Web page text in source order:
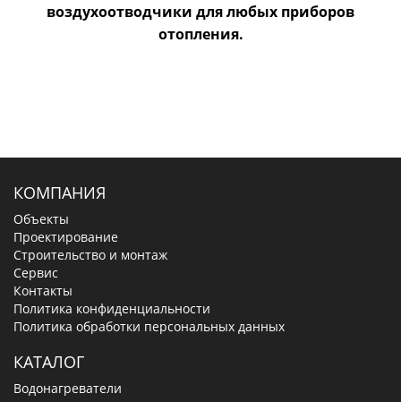
воздухоотводчики для любых приборов
отопления.
КОМПАНИЯ
Объекты
Проектирование
Строительство и монтаж
Сервис
Контакты
Политика конфиденциальности
Политика обработки персональных данных
КАТАЛОГ
Водонагреватели